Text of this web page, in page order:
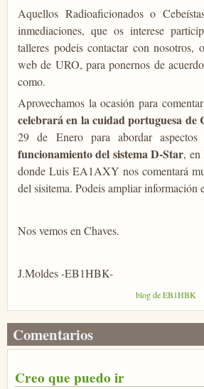
Aquellos Radioaficionados o
inmediaciones, que os interese
talleres podeis contactar con nosotros,
web de URO, para ponernos de
como.
Aprovechamos la ocasión para
celebrará en la cuidad portuguesa de
29 de Enero para abordar aspectos
funcionamiento del sistema D-Star,
donde Luis EA1AXY nos comentará
del sisitema. Podeis ampliar información
Nos vemos en Chaves.
J.Moldes -EB1HBK-
blog de EB1HBK
Comentarios
Creo que puedo ir